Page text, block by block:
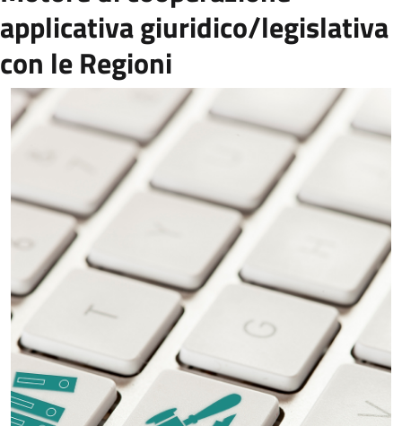
applicativa giuridico/legislativa
con le Regioni